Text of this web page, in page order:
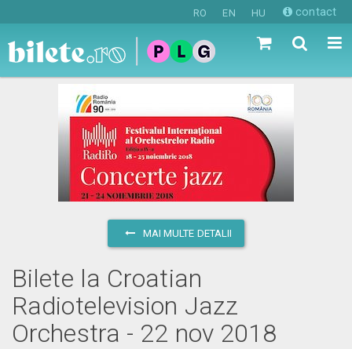
RO EN HU contact
MAI MULTE DETALII
Bilete la Croatian
Radiotelevision Jazz
Orchestra - 22 nov 2018